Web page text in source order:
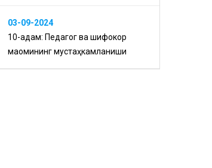
03-09-2024
10-қадам: Педагог ва шифокор
мақомининг мустаҳкамланиши